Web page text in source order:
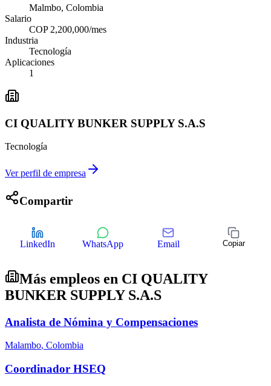
Malmbo, Colombia
Salario
COP 2,200,000/mes
Industria
Tecnología
Aplicaciones
1
CI QUALITY BUNKER SUPPLY S.A.S
Tecnología
Ver perfil de empresa
Compartir
LinkedIn WhatsApp Email Copiar
Más empleos en CI QUALITY
BUNKER SUPPLY S.A.S
Analista de Nómina y Compensaciones
Malambo, Colombia
Coordinador HSEQ